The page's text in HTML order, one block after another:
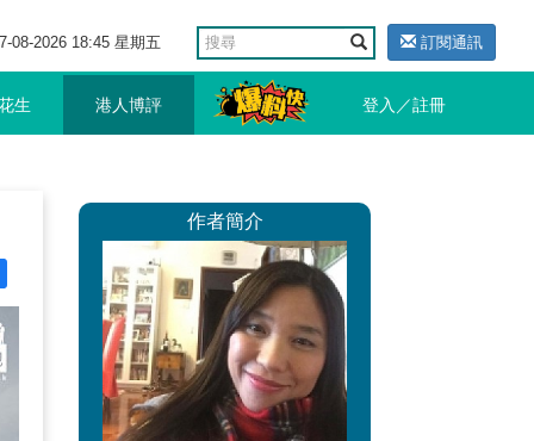
08-2026 18:45 星期五 訂閱通訊
生 港人博評 登入／註冊
作者簡介